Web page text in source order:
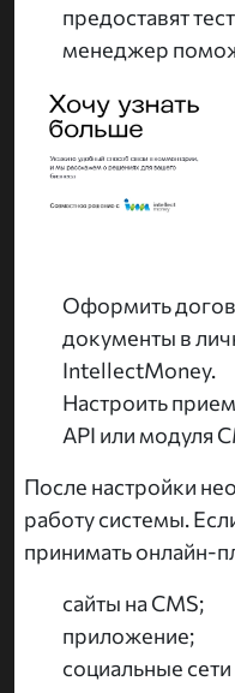
предоставят
менеджер
Оформить
документы в
IntellectMoney.
Настроить
API или модуля
После настройки
работу системы.
принимать онлайн-
сайты на CMS;
приложение;
социальные